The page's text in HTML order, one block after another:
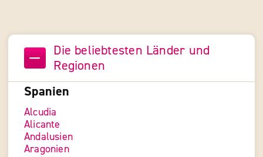
Die beliebtesten Länder und
Regionen
Spanien
Alcudia
Alicante
Andalusien
Aragonien